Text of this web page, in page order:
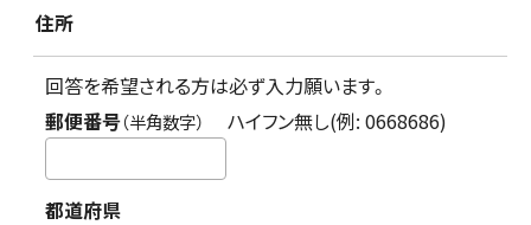
住所
回答を希望される方は必ず入力願います。
郵便番号（半角数字） ハイフン無し(例: 0668686)
都道府県